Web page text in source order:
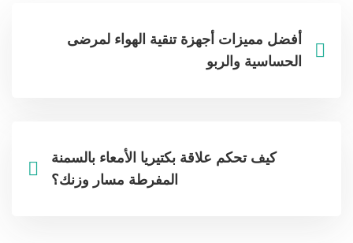
أفضل مميزات أجهزة تنقية الهواء لمرضى
الحساسية والربو
كيف تحكم علاقة بكتيريا الأمعاء بالسمنة
المفرطة مسار وزنك؟